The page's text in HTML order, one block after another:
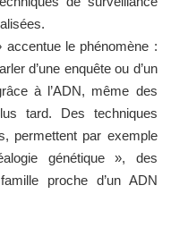
le phénomène :
d’une enquête ou d’un
à l’ADN, même des
tard. Des techniques
permettent par exemple
génétique », des
proche d’un ADN